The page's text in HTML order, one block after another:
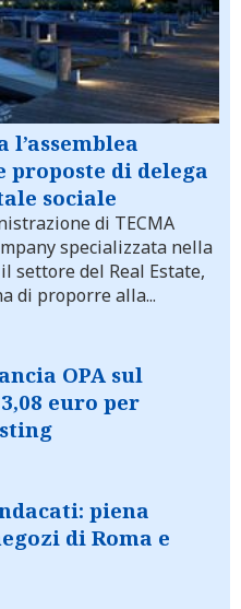
l’assemblea
di delega
sociale
di TECMA
specializzata nella
settore del Real Estate,
di proporre alla...
OPA sul
euro per
piena
di Roma e